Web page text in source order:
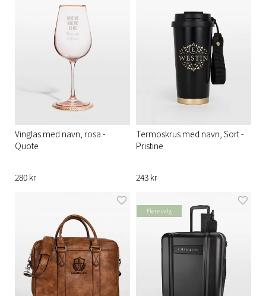
Vinglas med navn, rosa -
Quote
280 kr
Termoskrus med navn, Sort -
Pristine
243 kr
Flere valg